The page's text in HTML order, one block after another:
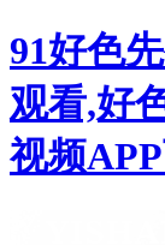
91好色
观看,好
视频